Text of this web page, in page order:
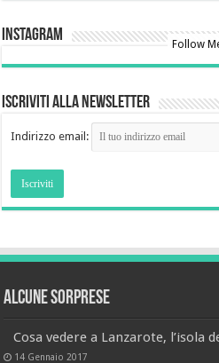
Instagram Follow
Iscriviti alla newsletter
Indirizzo email:
Alcune sorprese
Cosa vedere a Lanzarote, l’isola
14 Gennaio 2017